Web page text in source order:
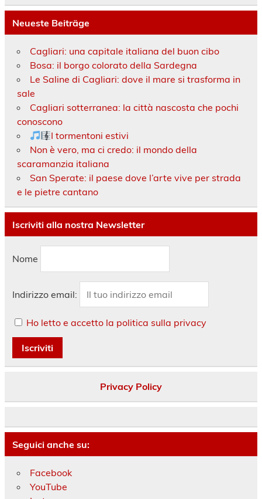
Neueste Beiträge
Cagliari: una capitale italiana del buon cibo
Bosa: il borgo colorato della Sardegna
Le Saline di Cagliari: dove il mare si trasforma in
sale
Cagliari sotterranea: la città nascosta che pochi
conoscono
I tormentoni estivi
Non è vero, ma ci credo: il mondo della
scaramanzia italiana
San Sperate: il paese dove l’arte vive per strada
e le pietre cantano
Iscriviti alla nostra Newsletter
Nome
Indirizzo email:
Ho letto e accetto la politica sulla privacy
Privacy Policy
Seguici anche su:
Facebook
YouTube